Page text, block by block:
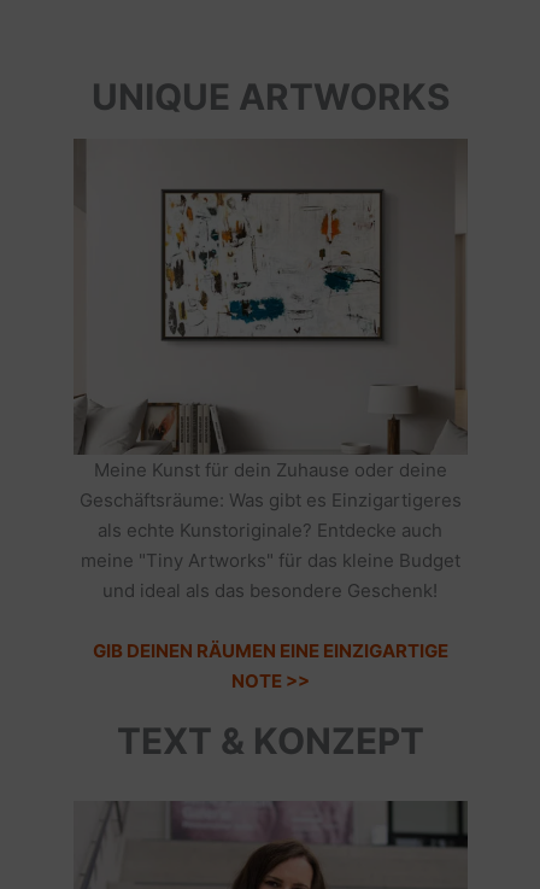
UNIQUE ARTWORKS
Meine Kunst für dein Zuhause oder deine
Geschäftsräume: Was gibt es Einzigartigeres
als echte Kunstoriginale? Entdecke auch
meine "Tiny Artworks" für das kleine Budget
und ideal als das besondere Geschenk!
GIB DEINEN RÄUMEN EINE EINZIGARTIGE
NOTE >>
TEXT & KONZEPT